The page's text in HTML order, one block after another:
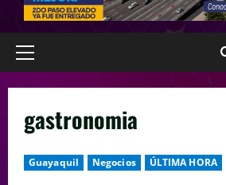
gastronomia
Guayaquil Negocios ÚLTIMA HORA